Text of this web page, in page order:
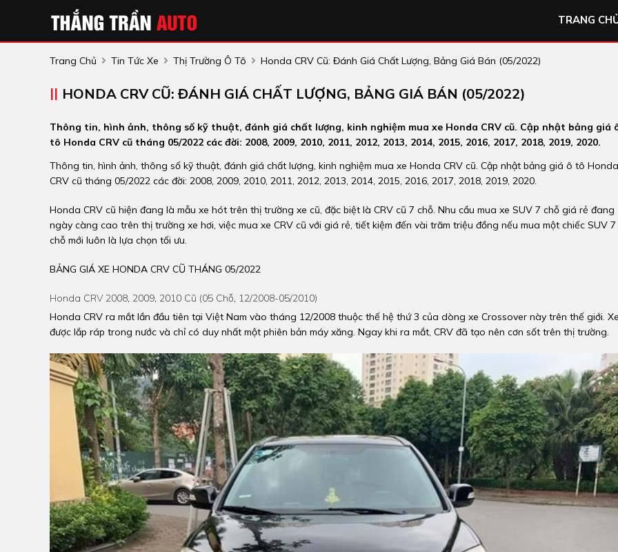
TRANG
Trang Chủ Tin Tức Xe Thị Trường Ô Tô Honda CRV Cũ: Đánh Giá Chất Lượng, Bảng Giá Bán (05/2022)
HONDA CRV CŨ: ĐÁNH GIÁ CHẤT LƯỢNG, BẢNG GIÁ BÁN (05/2022)
Thông tin, hình ảnh, thông số kỹ thuật, đánh giá chất lượng, kinh nghiệm mua xe Honda CRV cũ. Cập nhật bảng giá
tô Honda CRV cũ tháng 05/2022 các đời: 2008, 2009, 2010, 2011, 2012, 2013, 2014, 2015, 2016, 2017, 2018, 2019, 2020.
Thông tin, hình ảnh, thông số kỹ thuật, đánh giá chất lượng, kinh nghiệm mua xe Honda CRV cũ. Cập nhật bảng giá ô tô Honda
CRV cũ tháng 05/2022 các đời: 2008, 2009, 2010, 2011, 2012, 2013, 2014, 2015, 2016, 2017, 2018, 2019, 2020.
Honda CRV cũ hiện đang là mẫu xe hót trên thị trường xe cũ, đặc biệt là CRV cũ 7 chỗ. Nhu cầu mua xe SUV 7 chỗ giá rẻ đang
ngày càng cao trên thị trường xe hơi, việc mua xe CRV cũ với giá rẻ, tiết kiệm đến vài trăm triệu đồng nếu mua một chiếc SUV 7
chỗ mới luôn là lựa chọn tối ưu.
BẢNG GIÁ XE HONDA CRV CŨ THÁNG 05/2022
Honda CRV 2008, 2009, 2010 Cũ (05 Chỗ, 12/2008-05/2010)
Honda CRV ra mắt lần đầu tiên tại Việt Nam vào tháng 12/2008 thuộc thế hệ thứ 3 của dòng xe Crossover này trên thế giới.
được lắp ráp trong nước và chỉ có duy nhất một phiên bản máy xăng. Ngay khi ra mắt, CRV đã tạo nên cơn sốt trên thị trường.